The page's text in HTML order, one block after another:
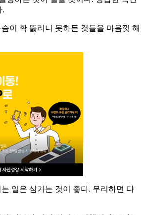
.
이 확 뚫리니 못하든 것들을 마음껏 해
일은 삼가는 것이 좋다. 무리하면 다